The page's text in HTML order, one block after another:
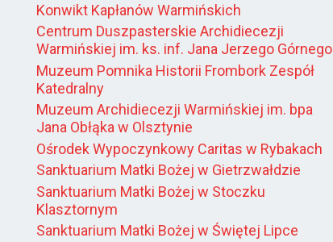
Konwikt Kapłanów Warmińskich
Centrum Duszpasterskie Archidiecezji
Warmińskiej im. ks. inf. Jana Jerzego Górnego
Muzeum Pomnika Historii Frombork Zespół
Katedralny
Muzeum Archidiecezji Warmińskiej im. bpa
Jana Obłąka w Olsztynie
Ośrodek Wypoczynkowy Caritas w Rybakach
Sanktuarium Matki Bożej w Gietrzwałdzie
Sanktuarium Matki Bożej w Stoczku
Klasztornym
Sanktuarium Matki Bożej w Świętej Lipce